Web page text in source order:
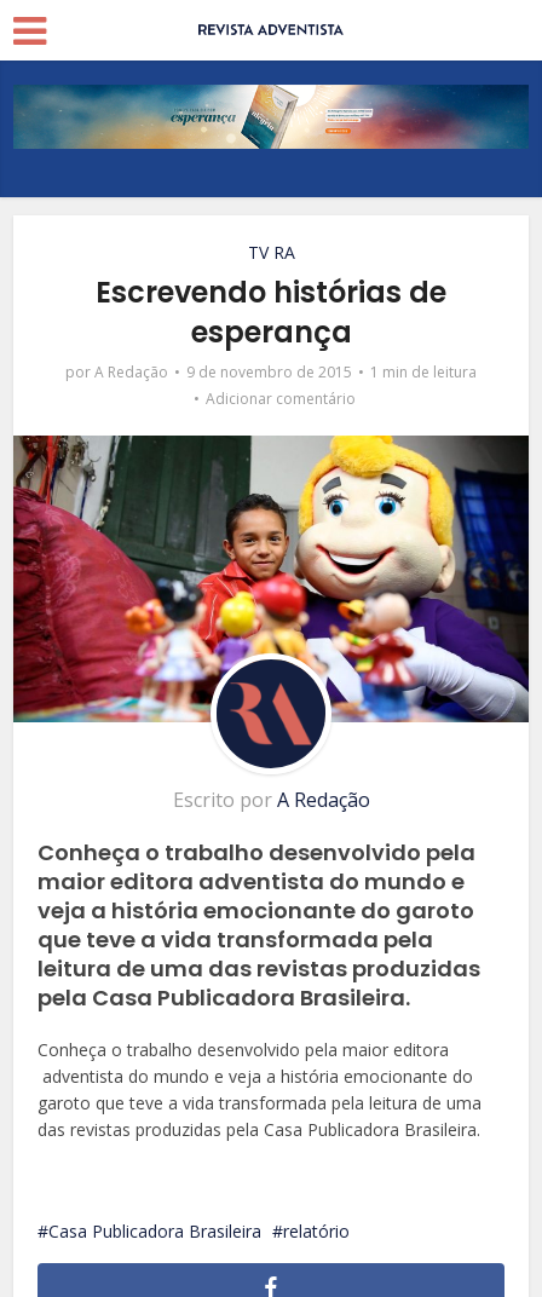
TV RA
Escrevendo histórias de
esperança
porA Redação 9 de novembro de 2015
1 min de leitura
Adicionar comentário
Escrito porA Redação
Conheça o trabalho desenvolvido pela
maior editora adventista do mundo e
veja a história emocionante do garoto
que teve a vida transformada pela
leitura de uma das revistas produzidas
pela Casa Publicadora Brasileira.
Conheça o trabalho desenvolvido pela maior editora
adventista do mundo e veja a história emocionante do
garoto que teve a vida transformada pela leitura de uma
das revistas produzidas pela Casa Publicadora Brasileira.
Casa Publicadora Brasileira relatório